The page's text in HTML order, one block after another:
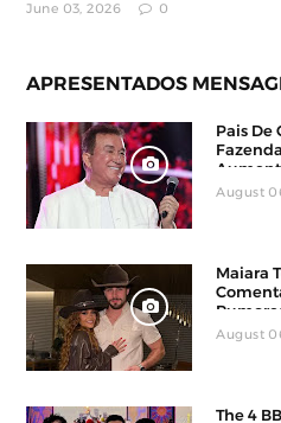
June 03, 2026 0
APRESENTADOS
Pais De
August
Maiara
August
The 4